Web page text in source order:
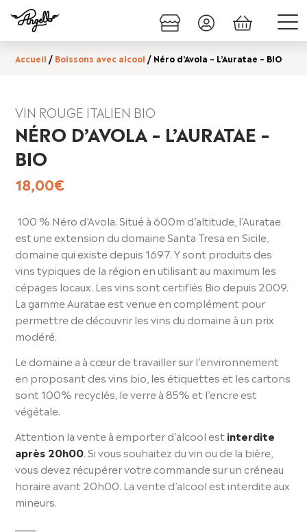
Accueil / Boissons avec alcool / Néro d’Avola – L’Auratae – BIO
VIN ROUGE ITALIEN BIO
NÉRO D’AVOLA – L’AURATAE –
BIO
18,00€
100 % Néro d’Avola. Situé à 600m d’altitude, l’Auratae
est une extension du domaine Santa Tresa en Sicile,
domaine qui existe depuis 1697. Y sont produits des
vins typiques de la région en utilisant au maximum les
cépages locaux. Les vins sont certifiés Bio depuis 2009.
La gamme Auratae est venue en complément pour
permettre de découvrir les vins du domaine à un prix
modéré.
Le domaine a à cœur de travailler sur l’environnement
en proposant des vins bio, les étiquettes et les cartons
sont 100% recyclés, le verre à 85% et l’encre est
végétale.
Attention la vente à emporter d’alcool estinterdite
après 20h00. Si vous souhaitez du vin ou de la bière,
vous devez récupérer votre commande sur un créneau
horaire avant 20h00. La vente d’alcool est interdite aux
mineurs.